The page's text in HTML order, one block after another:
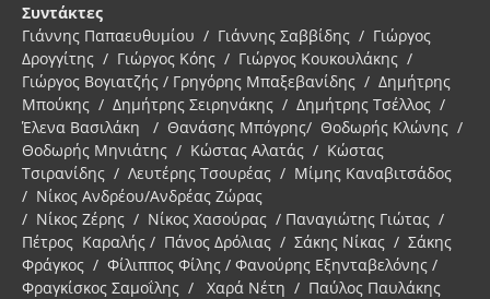
Συντάκτες
Γιάννης Παπαευθυμίου / Γιάννης Σαββίδης / Γιώργος
Δρογγίτης / Γιώργος Κόης / Γιώργος Κουκουλάκης /
Γιώργος Βογιατζής / Γρηγόρης Μπαξεβανίδης / Δημήτρης
Μπούκης / Δημήτρης Σειρηνάκης / Δημήτρης Τσέλλος /
Έλενα Βασιλάκη / Θανάσης Μπόγρης/ Θοδωρής Κλώνης /
Θοδωρής Μηνιάτης / Κώστας Αλατάς / Κώστας
Τσιρανίδης / Λευτέρης Τσουρέας / Μίμης Καναβιτσάδος
/ Νίκος Ανδρέου/Ανδρέας Ζώρας
/ Νίκος Ζέρης / Νίκος Χασούρας / Παναγιώτης Γιώτας /
Πέτρος Καραλής / Πάνος Δρόλιας / Σάκης Νίκας / Σάκης
Φράγκος / Φίλιππος Φίλης / Φανούρης Εξηνταβελόνης /
Φραγκίσκος Σαμοΐλης / Χαρά Νέτη / Παύλος Παυλάκης